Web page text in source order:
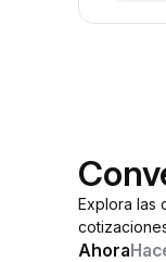
Explora las
Ahora